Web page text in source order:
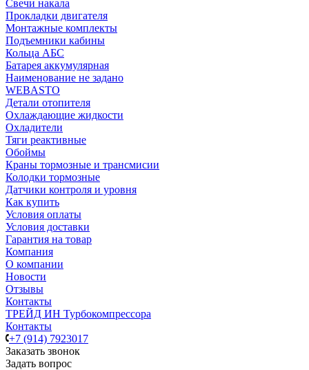
Свечи накала
Прокладки двигателя
Монтажные комплекты
Подъемники кабины
Кольца АБС
Батарея аккумулярная
Наименование не задано
WEBASTO
Детали отопителя
Охлаждающие жидкости
Охладители
Тяги реактивные
Обоймы
Краны тормозные и трансмисии
Колодки тормозные
Датчики контроля и уровня
Как купить
Условия оплаты
Условия доставки
Гарантия на товар
Компания
О компании
Новости
Отзывы
Контакты
ТРЕЙД ИН Турбокомпрессора
Контакты
+7 (914) 7923017
Заказать звонок
Задать вопрос